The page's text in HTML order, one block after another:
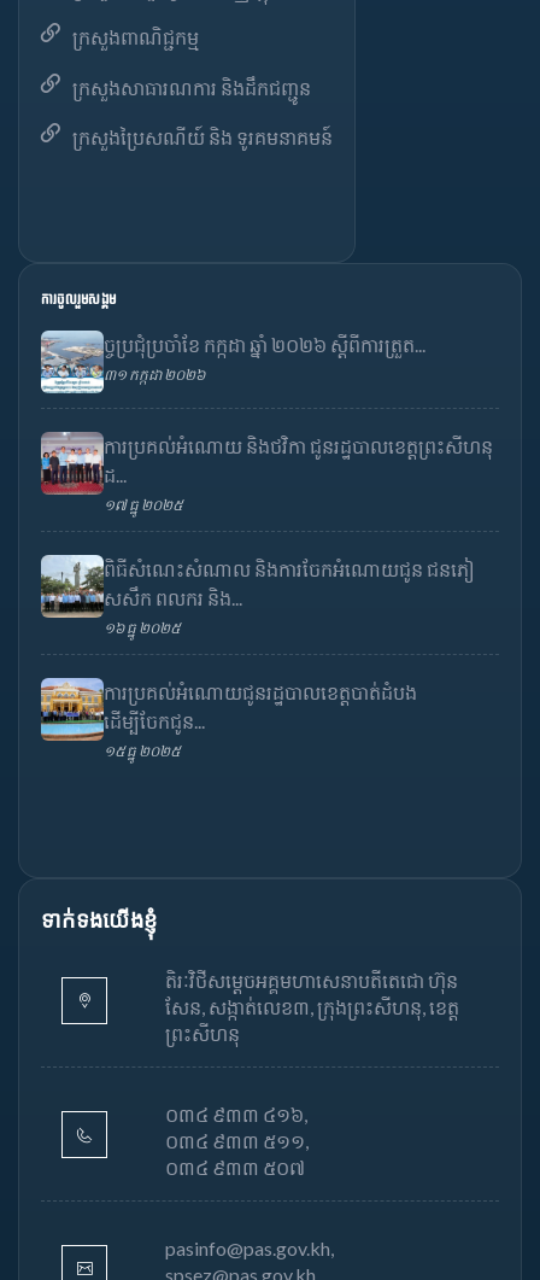
ក្រសួងពាណិជ្ជកម្ម
ក្រសួងសាធារណការ និងដឹកជញ្ជូន
ក្រសួងប្រៃសណីយ៍ និង ទូរគមនាគមន៍
ការចូលរួមសង្គម
ច្ចប្រជុំប្រចាំខែ កក្កដា ឆ្នាំ ២០២៦ ស្តីពីការត្រួត...
៣១ កក្កដា ២០២៦
ការប្រគល់អំណោយ និងថវិកា ជូនរដ្ឋបាលខេត្តព្រះសីហនុ
ដ...
១៧ ធ្នូ ២០២៥
ពិធីសំណេះសំណាល និងការចែកអំណោយជូន ជនភៀ
សសឹក ពលករ និង...
១៦ ធ្នូ ២០២៥
ការប្រគល់អំណោយជូនរដ្ឋបាលខេត្តបាត់ដំបង
ដើម្បីចែកជូន...
១៥ ធ្នូ ២០២៥
ទាក់ទងយើងខ្ញុំ
តិរៈវិថីសម្តេចអគ្គមហាសេនាបតីតេជោ ហ៊ុន
សែន, សង្កាត់លេខ៣, ក្រុងព្រះសីហនុ, ខេត្ត
ព្រះសីហនុ
០៣៤ ៩៣៣ ៤១៦,
០៣៤ ៩៣៣ ៥១១,
០៣៤ ៩៣៣ ៥០៧
pasinfo@pas.gov.kh,
spsez@pas.gov.kh